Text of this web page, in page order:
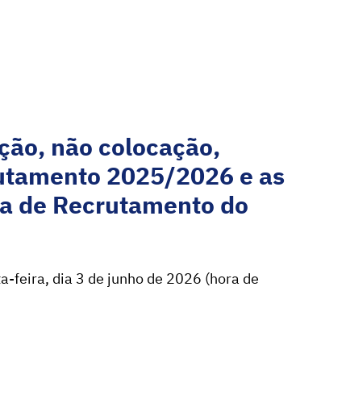
não colocação,
2025/2026 e as
de Recrutamento do
feira, dia 3 de junho de 2026 (hora de